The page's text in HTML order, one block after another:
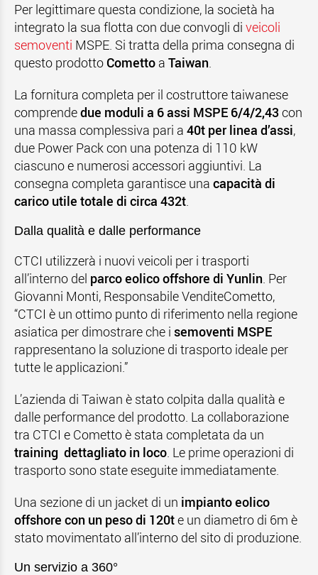
Per legittimare questa condizione, la società ha
integrato la sua flotta con due convogli di veicoli
semoventi MSPE. Si tratta della prima consegna di
questo prodotto Cometto a Taiwan.
La fornitura completa per il costruttore taiwanese
comprendedue moduli a 6 assi MSPE 6/4/2,43con
una massa complessiva pari a 40t per linea d’assi,
due Power Pack con una potenza di 110 kW
ciascuno e numerosi accessori aggiuntivi. La
consegna completa garantisce una capacità di
carico utile totale di circa 432t.
Dalla qualità e dalle performance
CTCI utilizzerà i nuovi veicoli per i trasporti
all’interno del parco eolico offshore di Yunlin. Per
Giovanni Monti, Responsabile VenditeCometto,
“CTCI è un ottimo punto di riferimento nella regione
asiatica per dimostrare che i semoventi MSPE
rappresentano la soluzione di trasporto ideale per
tutte le applicazioni.”
L’azienda di Taiwan è stato colpita dalla qualità e
dalle performance del prodotto. La collaborazione
tra CTCI e Cometto è stata completata da un
training dettagliato in loco. Le prime operazioni di
trasporto sono state eseguite immediatamente.
Una sezione di un jacket di un impianto eolico
offshore con un peso di 120te un diametro di 6m è
stato movimentato all’interno del sito di produzione.
Un servizio a 360°